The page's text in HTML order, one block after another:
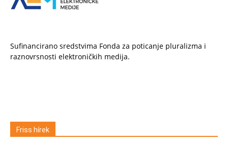
Sufinancirano sredstvima Fonda za poticanje pluralizma i
raznovrsnosti elektroničkih medija.
Friss hírek